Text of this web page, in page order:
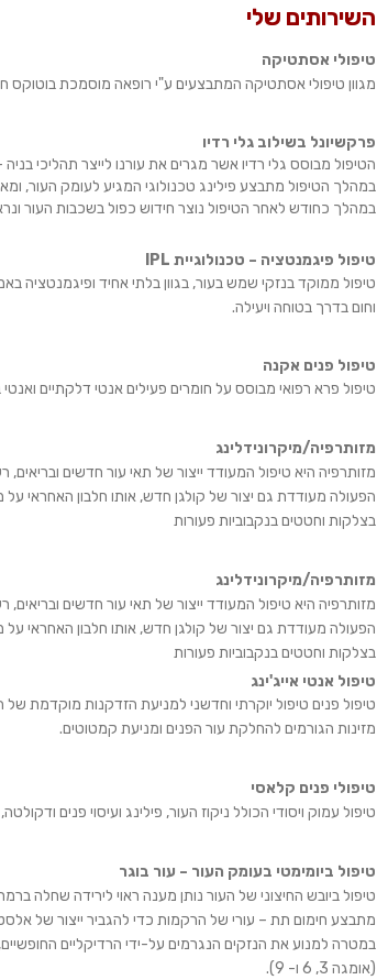
השירותים שלי
טיפולי אסתטיקה
מגוון טיפולי אסתטיקה המתבצעים ע"י רופאה מוסמכת בוטוקס
פרקשיונל בשילוב גלי רדיו
הטיפול מבוסס גלי רדיו אשר מגרים את עורנו לייצר תהליכי בניה –
במהלך הטיפול מתבצע פילינג טכנולוגי המגיע לעומק העור,
במהלך כחודש לאחר הטיפול נוצר חידוש כפול בשכבות העור
טיפול פיגמנטציה – טכנולוגיית IPL
טיפול ממוקד בנזקי שמש בעור, בגוון בלתי אחיד ופיגמנטציה
וחום בדרך בטוחה ויעילה.
טיפול פנים אקנה
טיפול פרא רפואי מבוסס על חומרים פעילים אנטי דלקתיים
מזותרפיה/מיקרונידלינג
מזותרפיה היא טיפול המעודד ייצור של תאי עור חדשים ובריאים,
הפעולה מעודדת גם יצור של קולגן חדש, אותו חלבון האחראי
בצלקות וחטטים בנקבוביות פעורות
מזותרפיה/מיקרונידלינג
מזותרפיה היא טיפול המעודד ייצור של תאי עור חדשים ובריאים,
הפעולה מעודדת גם יצור של קולגן חדש, אותו חלבון האחראי
בצלקות וחטטים בנקבוביות פעורות
טיפול אנטי אייג'ינג
טיפול פנים טיפול יוקרתי וחדשני למניעת הזדקנות מוקדמת של
מזינות הגורמים להחלקת עור הפנים ומניעת קמטוטים.
טיפולי פנים קלאסי
טיפול עמוק ויסודי הכולל ניקוז העור, פילינג ועיסוי פנים
טיפול ביומימטי בעומק העור – עור בוגר
טיפול ביובש החיצוני של העור נותן מענה ראוי לירידה שחלה
מתבצע חימום תת – עורי של הרקמות כדי להגביר ייצור של
במטרה למנוע את הנזקים הנגרמים על-ידי הרדיקליים
(אומגה 3, 6 ו- 9).